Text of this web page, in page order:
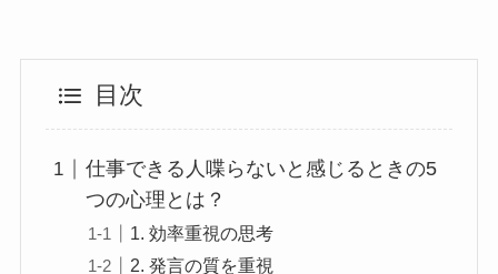
目次
仕事できる人喋らないと感じるときの5
つの心理とは？
1. 効率重視の思考
2. 発言の質を重視